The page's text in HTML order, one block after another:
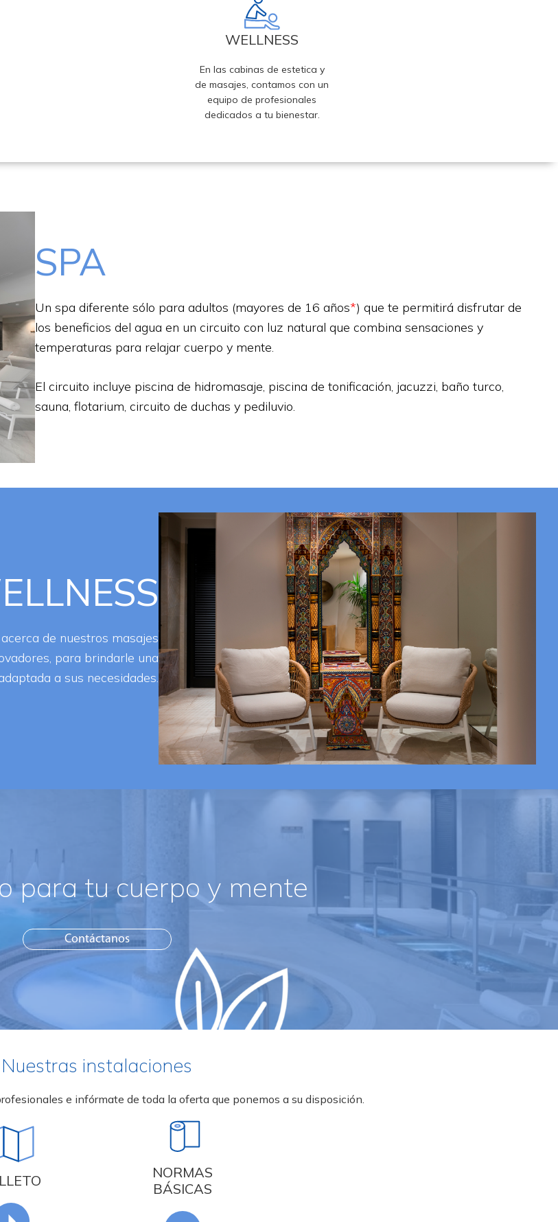
WELLNESS
En las cabinas de estetica y
de masajes, contamos con un
equipo de profesionales
dedicados a tu bienestar.
SPA
Un spa diferente sólo para adultos (mayores de 16 años*) que te permitirá disfrutar de
los beneficios del agua en un circuito con luz natural que combina sensaciones y
temperaturas para relajar cuerpo y mente.
El circuito incluye piscina de hidromasaje, piscina de tonificación, jacuzzi, baño turco,
sauna, flotarium, circuito de duchas y pediluvio.
de nuestros masajes
para brindarle una
a sus necesidades.
para tu cuerpo y mente
Contáctanos
Nuestras instalaciones
e infórmate de toda la oferta que ponemos a su disposición.
NORMAS
BÁSICAS